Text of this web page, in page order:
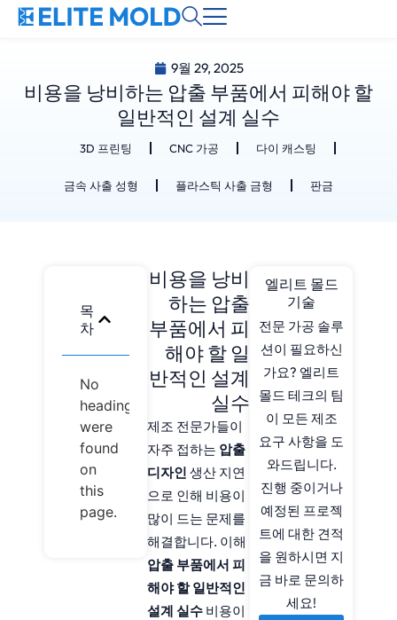
9월 29, 2025
비용을 낭비하는 압출 부품에서 피해야 할
일반적인 설계 실수
3D 프린팅 CNC 가공 다이 캐스팅
금속 사출 성형 플라스틱 사출 금형 판금
목
차
No
headings
were
found
on
this
page.
비용을 낭비
하는 압출
부품에서 피
해야 할 일
반적인 설계
실수
제조 전문가들이
자주 접하는 압출
디자인 생산 지연
으로 인해 비용이
많이 드는 문제를
해결합니다. 이해
압출 부품에서 피
해야 할 일반적인
설계 실수 비용이
엘리트 몰드
기술
전문 가공 솔루
션이 필요하신
가요? 엘리트
몰드 테크의 팀
이 모든 제조
요구 사항을 도
와드립니다.
진행 중이거나
예정된 프로젝
트에 대한 견적
을 원하시면 지
금 바로 문의하
세요!